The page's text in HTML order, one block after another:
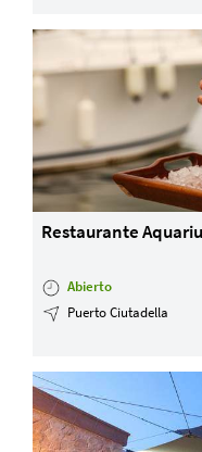
Restaurante
Abierto
Puerto Ciutadella